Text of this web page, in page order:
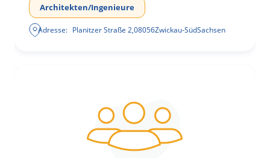
Architekten/Ingenieure
Adresse: Planitzer Straße 2,08056Zwickau-SüdSachsen